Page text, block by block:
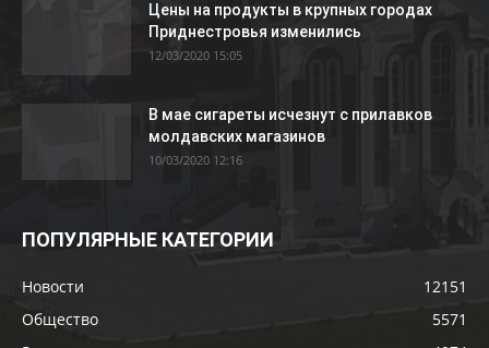
Цены на продукты в крупных городах
Приднестровья изменились
12/03/2020 15:05
В мае сигареты исчезнут с прилавков
молдавских магазинов
10/03/2020 12:16
ПОПУЛЯРНЫЕ КАТЕГОРИИ
Новости
12151
Общество
5571